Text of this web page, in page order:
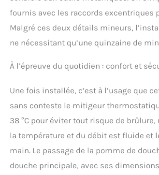
fournis avec les raccords excentriques
Malgré ces deux détails mineurs,
ne nécessitant qu’une quinzaine de
À l’épreuve du quotidien : confort et
Une fois installée, c’est à l’usage que
sans conteste le mitigeur
38 °C pour éviter tout risque de
la température et du débit est fluide et
main. Le passage de la pomme de
douche principale, avec ses